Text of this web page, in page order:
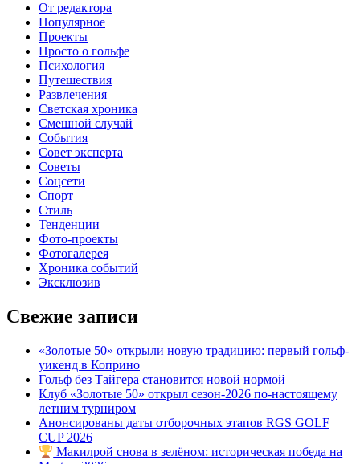
От редактора
Популярное
Проекты
Просто о гольфе
Психология
Путешествия
Развлечения
Светская хроника
Смешной случай
События
Совет эксперта
Советы
Соцсети
Спорт
Стиль
Тенденции
Фото-проекты
Фотогалерея
Хроника событий
Эксклюзив
Свежие записи
«Золотые 50» открыли новую традицию: первый гольф-
уикенд в Коприно
Гольф без Тайгера становится новой нормой
Клуб «Золотые 50» открыл сезон-2026 по-настоящему
летним турниром
Анонсированы даты отборочных этапов RGS GOLF
CUP 2026
Макилрой снова в зелёном: историческая победа на